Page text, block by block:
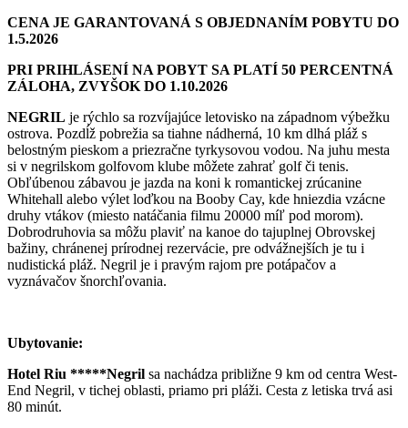
CENA JE GARANTOVANÁ S OBJEDNANÍM POBYTU DO
1.5.2026
PRI PRIHLÁSENÍ NA POBYT SA PLATÍ 50 PERCENTNÁ
ZÁLOHA, ZVYŠOK DO 1.10.2026
NEGRIL je rýchlo sa rozvíjajúce letovisko na západnom výbežku
ostrova. Pozdĺž pobrežia sa tiahne nádherná, 10 km dlhá pláž s
belostným pieskom a priezračne tyrkysovou vodou. Na juhu mesta
si v negrilskom golfovom klube môžete zahrať golf či tenis.
Obľúbenou zábavou je jazda na koni k romantickej zrúcanine
Whitehall alebo výlet loďkou na Booby Cay, kde hniezdia vzácne
druhy vtákov (miesto natáčania filmu 20000 míľ pod morom).
Dobrodruhovia sa môžu plaviť na kanoe do tajuplnej Obrovskej
bažiny, chránenej prírodnej rezervácie, pre odvážnejších je tu i
nudistická pláž. Negril je i pravým rajom pre potápačov a
vyznávačov šnorchľovania.
Ubytovanie:
Hotel Riu *****Negril sa nachádza približne 9 km od centra West-
End Negril, v tichej oblasti, priamo pri pláži. Cesta z letiska trvá asi
80 minút.